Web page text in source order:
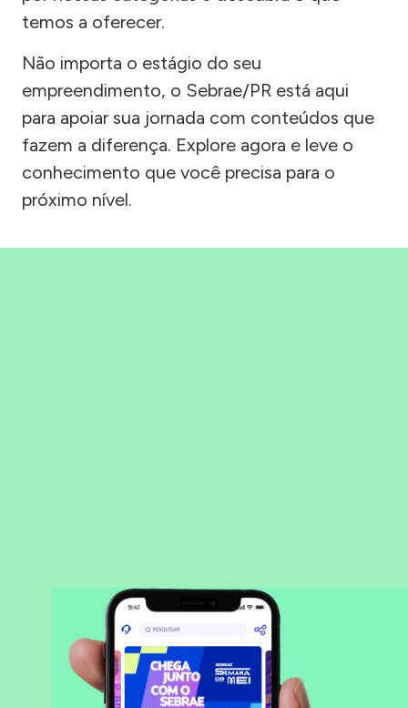
temos a oferecer.
Não importa o estágio do seu
empreendimento, o Sebrae/PR está aqui
para apoiar sua jornada com conteúdos que
fazem a diferença. Explore agora e leve o
conhecimento que você precisa para o
próximo nível.